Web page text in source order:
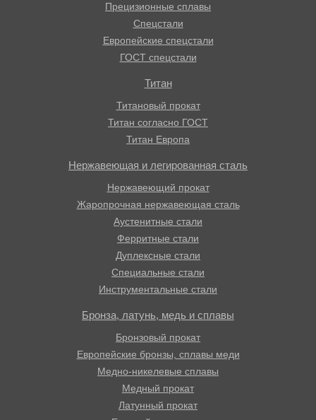
Прецизионные сплавы
Спецстали
Европейские спецстали
ГОСТ спецстали
Титан
Титановый прокат
Титан согласно ГОСТ
Титан Европа
Нержавеющая и легированная сталь
Нержавеющий прокат
Жаропрочная нержавеющая сталь
Аустенитные стали
Ферритные стали
Дуплексные стали
Специальные стали
Инструментальные стали
Бронза, латунь, медь и сплавы
Бронзовый прокат
Европейские бронзы, сплавы меди
Медно-никелевые сплавы
Медный прокат
Латунный прокат